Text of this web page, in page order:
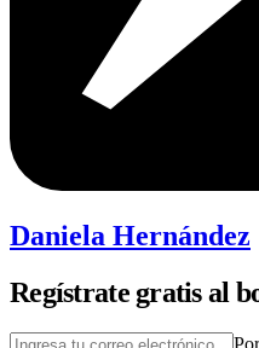
Daniela Hernández
Regístrate gratis al